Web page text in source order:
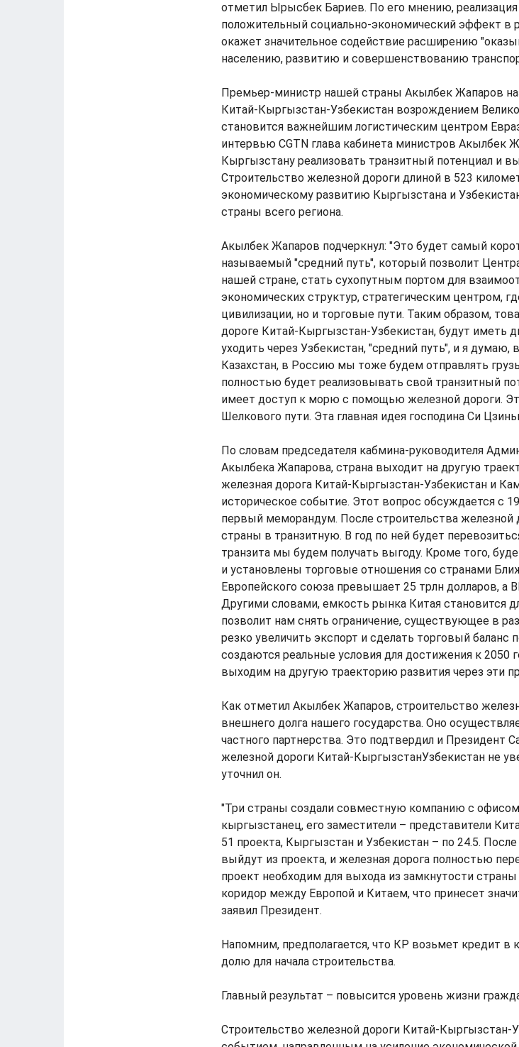
отметил Ырысбек Бариев. По его мнению,
положительный социально-экономический эффект в
окажет значительное содействие расширению
населению, развитию и совершенствованию
Премьер-министр нашей страны Акылбек Жапаров
Китай-Кыргызстан-Узбекистан возрождением
становится важнейшим логистическим центром
интервью CGTN глава кабинета министров Акылбек
Кыргызстану реализовать транзитный потенциал и
Строительство железной дороги длиной в 523
экономическому развитию Кыргызстана и
страны всего региона.
Акылбек Жапаров подчеркнул: "Это будет самый
называемый "средний путь", который позволит
нашей стране, стать сухопутным портом для
экономических структур, стратегическим центром,
цивилизации, но и торговые пути. Таким образом,
дороге Китай-Кыргызстан-Узбекистан, будут иметь
уходить через Узбекистан, "средний путь", и я думаю,
Казахстан, в Россию мы тоже будем отправлять
полностью будет реализовывать свой транзитный
имеет доступ к морю с помощью железной дороги.
Шелкового пути. Эта главная идея господина Си
По словам председателя кабмина-руководителя
Акылбека Жапарова, страна выходит на другую
железная дорога Китай-Кыргызстан-Узбекистан и
историческое событие. Этот вопрос обсуждается с
первый меморандум. После строительства
страны в транзитную. В год по ней будет
транзита мы будем получать выгоду. Кроме того,
и установлены торговые отношения со странами
Европейского союза превышает 25 трлн долларов, а
Другими словами, емкость рынка Китая становится
позволит нам снять ограничение, существующее в
резко увеличить экспорт и сделать торговый
создаются реальные условия для достижения к
выходим на другую траекторию развития через эти
Как отметил Акылбек Жапаров, строительство
внешнего долга нашего государства. Оно
частного партнерства. Это подтвердил и Президент
железной дороги Китай-КыргызстанУзбекистан не
уточнил он.
"Три страны создали совместную компанию с
кыргызстанец, его заместители – представители
51 проекта, Кыргызстан и Узбекистан – по 24.5.
выйдут из проекта, и железная дорога полностью
проект необходим для выхода из замкнутости
коридор между Европой и Китаем, что принесет
заявил Президент.
Напомним, предполагается, что КР возьмет кредит в
долю для начала строительства.
Главный результат – повысится уровень жизни
Строительство железной дороги Китай-Кыргызстан-